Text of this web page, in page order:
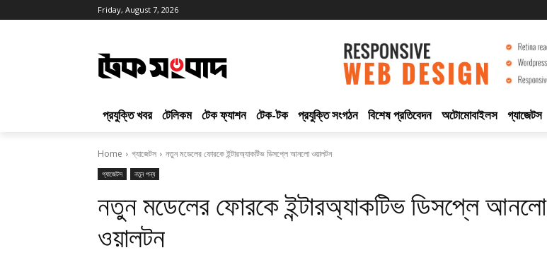
Friday, August 7, 2026
প্রযুক্তি খবর টেলিকম টেক ফ্যাশন টেক-টক প্রযুক্তি সংগঠন বিশেষ প্রতিবেদন অটোমোবাইলস গ্যাজেটস
Home গ্যাজেটস নতুন মডেলের ফোরকে ইন্টারঅ্যাকটিভ ডিসপ্লে আনলো ওয়ালটন
গ্যাজেটস নতুন পন্য
নতুন মডেলের ফোরকে ইন্টারঅ্যাকটিভ ডিসপ্লে আনলো
ওয়ালটন